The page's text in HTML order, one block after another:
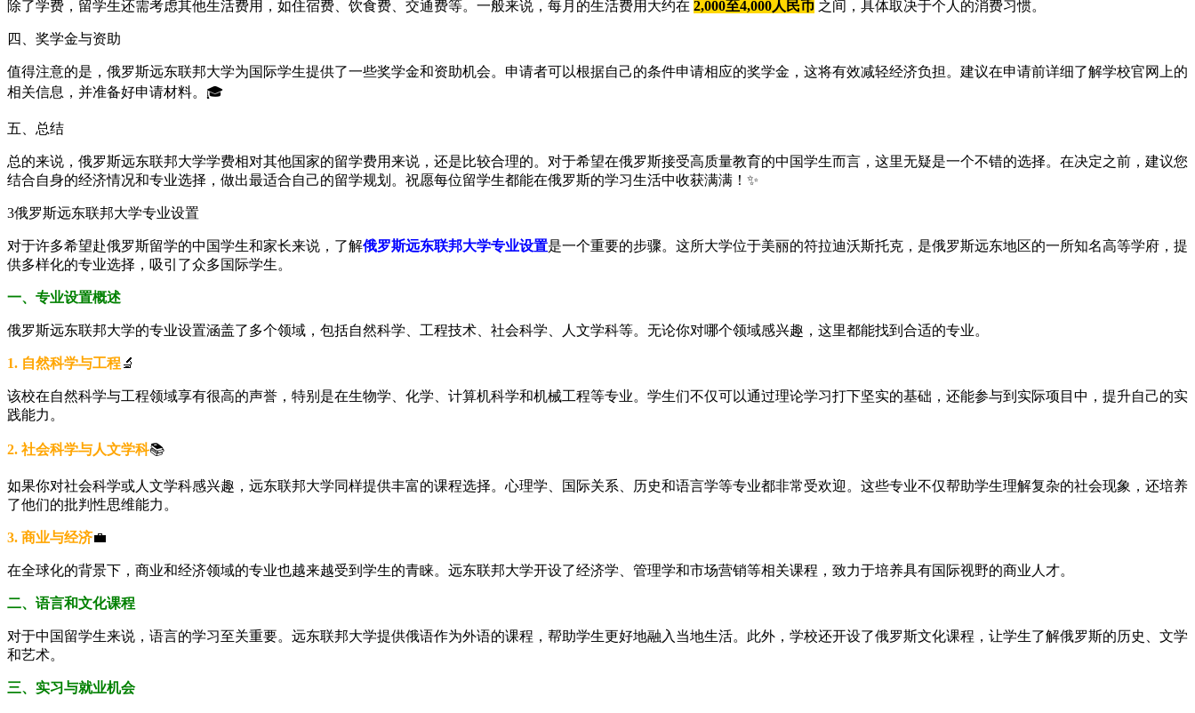
除了学费，留学生还需考虑其他生活费用，如住宿费、饮食费、交通费等。一般来说，每月的生活费用大约在 2,000至4,000人民币 之间，具体取决于个人的消费习惯。
四、奖学金与资助
值得注意的是，俄罗斯远东联邦大学为国际学生提供了一些奖学金和资助机会。申请者可以根据自己的条件申请相应的奖学金，这将有效减轻经济负担。建议在申请前详细了解学校官网上的
相关信息，并准备好申请材料。🎓
五、总结
总的来说，俄罗斯远东联邦大学学费相对其他国家的留学费用来说，还是比较合理的。对于希望在俄罗斯接受高质量教育的中国学生而言，这里无疑是一个不错的选择。在决定之前，建议您
结合自身的经济情况和专业选择，做出最适合自己的留学规划。祝愿每位留学生都能在俄罗斯的学习生活中收获满满！✨
3俄罗斯远东联邦大学专业设置
对于许多希望赴俄罗斯留学的中国学生和家长来说，了解俄罗斯远东联邦大学专业设置是一个重要的步骤。这所大学位于美丽的符拉迪沃斯托克，是俄罗斯远东地区的一所知名高等学府，提
供多样化的专业选择，吸引了众多国际学生。
一、专业设置概述
俄罗斯远东联邦大学的专业设置涵盖了多个领域，包括自然科学、工程技术、社会科学、人文学科等。无论你对哪个领域感兴趣，这里都能找到合适的专业。
1. 自然科学与工程🔬
该校在自然科学与工程领域享有很高的声誉，特别是在生物学、化学、计算机科学和机械工程等专业。学生们不仅可以通过理论学习打下坚实的基础，还能参与到实际项目中，提升自己的实
践能力。
2. 社会科学与人文学科📚
如果你对社会科学或人文学科感兴趣，远东联邦大学同样提供丰富的课程选择。心理学、国际关系、历史和语言学等专业都非常受欢迎。这些专业不仅帮助学生理解复杂的社会现象，还培养
了他们的批判性思维能力。
3. 商业与经济💼
在全球化的背景下，商业和经济领域的专业也越来越受到学生的青睐。远东联邦大学开设了经济学、管理学和市场营销等相关课程，致力于培养具有国际视野的商业人才。
二、语言和文化课程
对于中国留学生来说，语言的学习至关重要。远东联邦大学提供俄语作为外语的课程，帮助学生更好地融入当地生活。此外，学校还开设了俄罗斯文化课程，让学生了解俄罗斯的历史、文学
和艺术。
三、实习与就业机会